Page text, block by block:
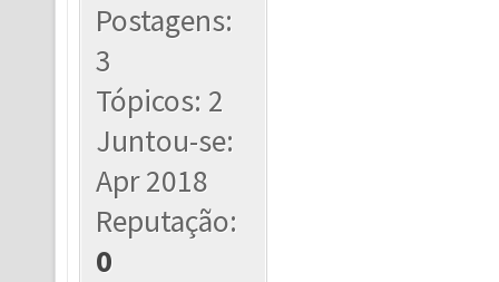
Postagens:
3
Tópicos: 2
Juntou-se:
Apr 2018
Reputação:
0